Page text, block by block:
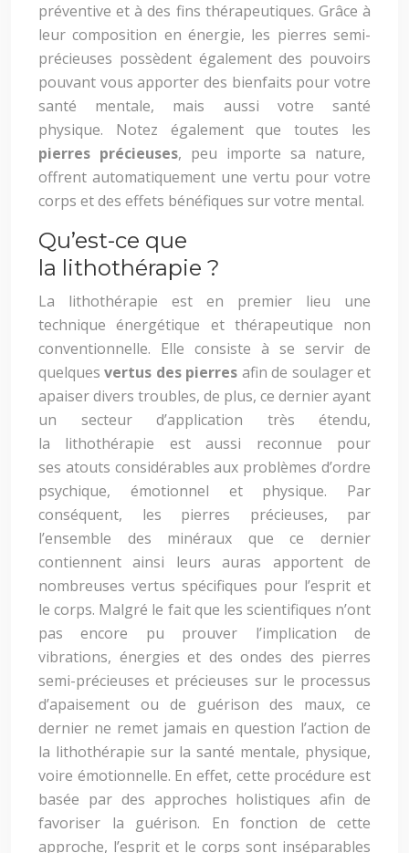
préventive et à des fins thérapeutiques. Grâce à
leur composition en énergie, les pierres semi-
précieuses possèdent également des pouvoirs
pouvant vous apporter des bienfaits pour votre
santé mentale, mais aussi votre santé
physique. Notez également que toutes les
pierres précieuses, peu importe sa nature,
offrent automatiquement une vertu pour votre
corps et des effets bénéfiques sur votre mental.
Qu’est-ce que
la lithothérapie ?
La lithothérapie est en premier lieu une
technique énergétique et thérapeutique non
conventionnelle. Elle consiste à se servir de
quelquesvertus des pierres afin de soulager et
apaiser divers troubles, de plus, ce dernier ayant
un secteur d’application très étendu,
la lithothérapie est aussi reconnue pour
ses atouts considérables aux problèmes d’ordre
psychique, émotionnel et physique. Par
conséquent, les pierres précieuses, par
l’ensemble des minéraux que ce dernier
contiennent ainsi leurs auras apportent de
nombreuses vertus spécifiques pour l’esprit et
le corps. Malgré le fait que les scientifiques n’ont
pas encore pu prouver l’implication de
vibrations, énergies et des ondes des pierres
semi-précieuses et précieuses sur le processus
d’apaisement ou de guérison des maux, ce
dernier ne remet jamais en question l’action de
la lithothérapie sur la santé mentale, physique,
voire émotionnelle. En effet, cette procédure est
basée par des approches holistiques afin de
favoriser la guérison. En fonction de cette
approche, l’esprit et le corps sont inséparables